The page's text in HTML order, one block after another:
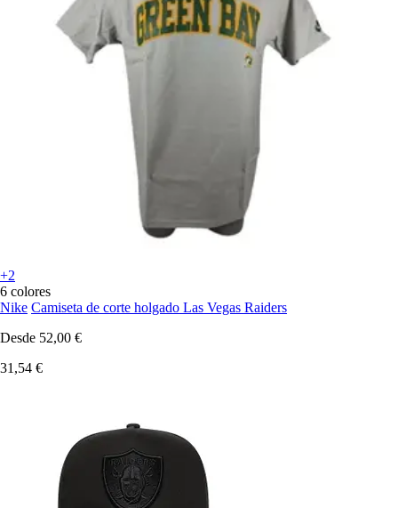
+2
6 colores
Nike Camiseta de corte holgado Las Vegas Raiders
Desde 52,00 €
31,54 €